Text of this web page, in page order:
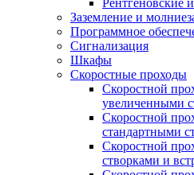
Рентгеновские
Заземление и
Программное
Сигнализация
Шкафы
Скоростные проходы
Скоростной
увеличенными
Скоростной
стандартными
Скоростной
створками и